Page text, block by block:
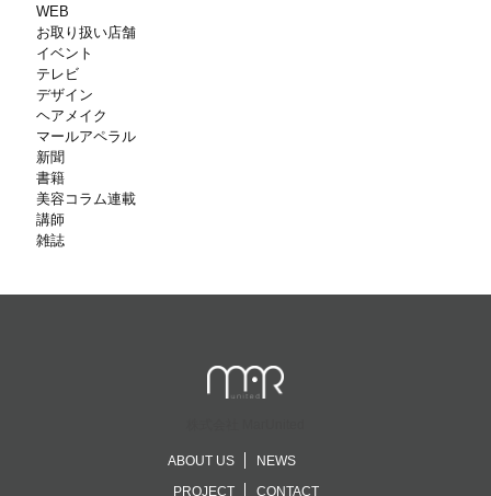
WEB
お取り扱い店舗
イベント
テレビ
デザイン
ヘアメイク
マールアペラル
新聞
書籍
美容コラム連載
講師
雑誌
ABOUT US
NEWS
PROJECT
CONTACT